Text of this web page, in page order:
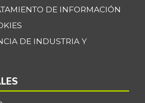
DE INFORMACIÓN
DE INDUSTRIA Y